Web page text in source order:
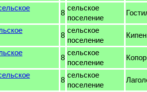
8
сельское
поселение
8
сельское
поселение
8
сельское
поселение
8
сельское
поселение